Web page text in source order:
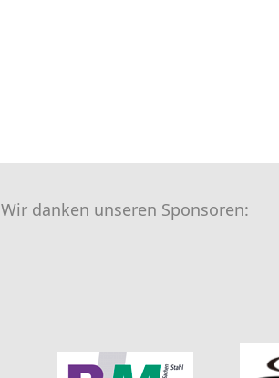
Wir danken unseren Sponsoren: